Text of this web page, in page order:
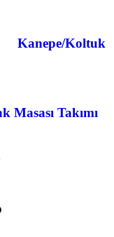
Kanepe/Koltuk
Masası Takımı